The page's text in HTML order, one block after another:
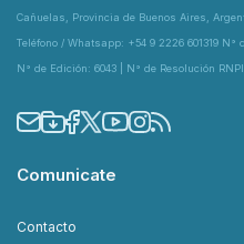
Cañuelas, Provincia de Buenos Aires,
Teléfono / Whatsapp: +54 9 2226 601319 N°
N° de Edición: 6043 | N° de Resolución
Comunicate
Contacto